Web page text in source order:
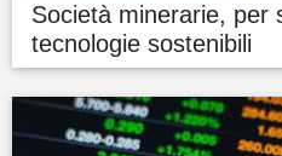
Società minerarie, per
tecnologie sostenibili